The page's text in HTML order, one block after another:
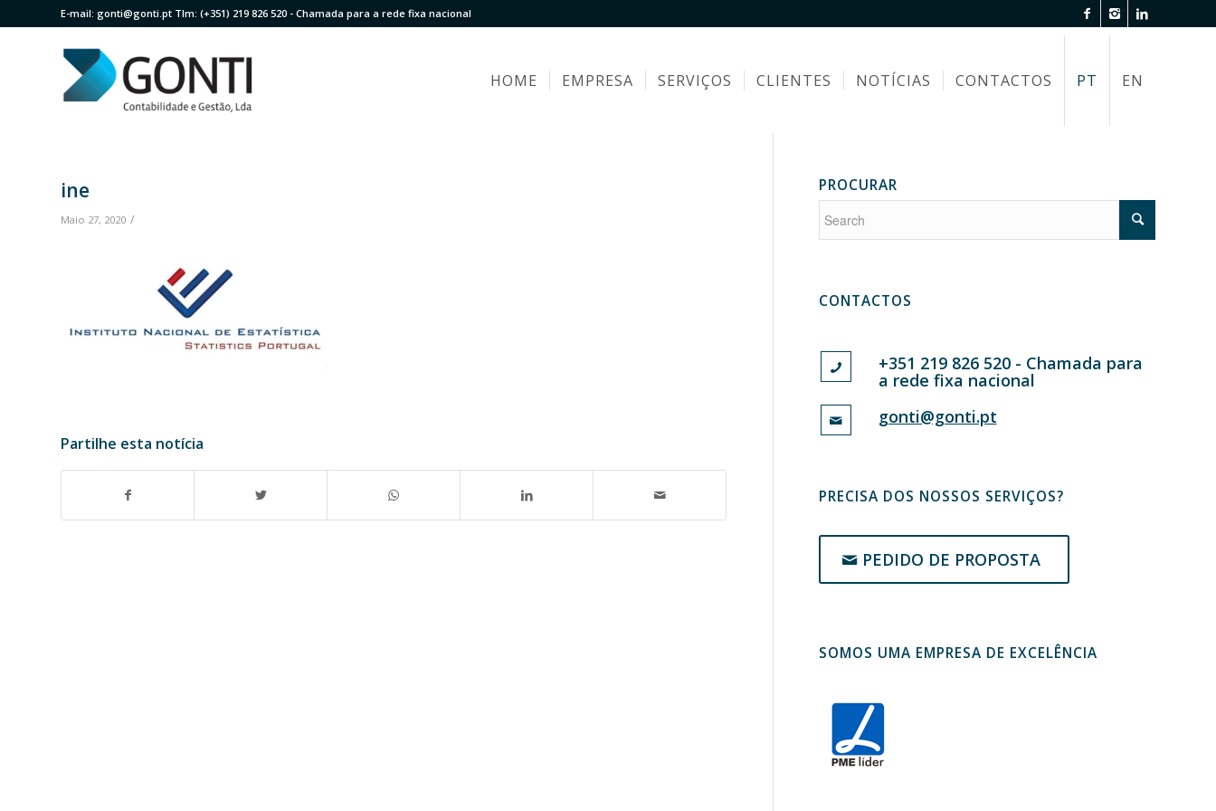
E-mail: gonti@gonti.pt Tlm: (+351) 219 826 520 - Chamada para a rede fixa nacional
HOME EMPRESA SERVIÇOS CLIENTES NOTÍCIAS CONTACTOS PT EN
ine
Maio 27, 2020 /
Partilhe esta notícia
PROCURAR
CONTACTOS
+351 219 826 520 - Chamada para
a rede fixa nacional
gonti@gonti.pt
PRECISA DOS NOSSOS SERVIÇOS?
PEDIDO DE PROPOSTA
SOMOS UMA EMPRESA DE EXCELÊNCIA